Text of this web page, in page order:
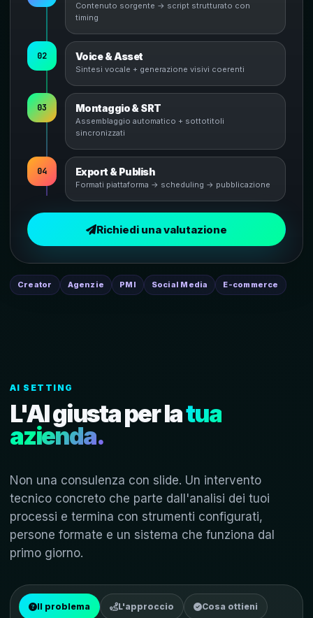
Contenuto sorgente → script strutturato con
timing
02 Voice & Asset
Sintesi vocale + generazione visivi coerenti
03 Montaggio & SRT
Assemblaggio automatico + sottotitoli
sincronizzati
04 Export & Publish
Formati piattaforma → scheduling → pubblicazione
Richiedi una valutazione
Creator Agenzie PMI Social Media E-commerce
AI SETTING
L'AI giusta per latua
azienda.
Non una consulenza con slide. Un intervento
tecnico concreto che parte dall'analisi dei tuoi
processi e termina con strumenti configurati,
persone formate e un sistema che funziona dal
primo giorno.
Il problema L'approccio Cosa ottieni